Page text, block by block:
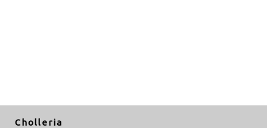
Cholleria